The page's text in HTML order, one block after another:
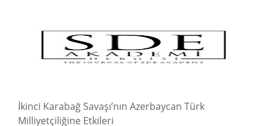
İkinci Karabağ Savaşı’nın Azerbaycan Türk
Milliyetçiliğine Etkileri